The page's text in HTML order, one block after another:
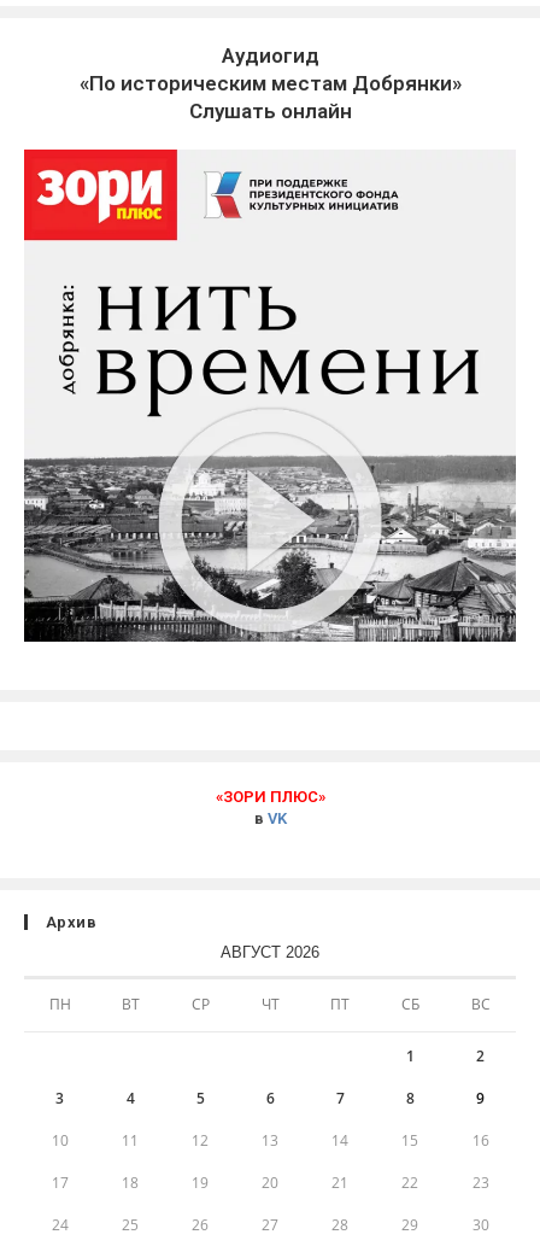
Аудиогид
«По историческим местам Добрянки»
Слушать онлайн
«ЗОРИ ПЛЮС»
в VK
Архив
АВГУСТ 2026
ПН ВТ СР ЧТ ПТ СБ ВС
1 2
3 4 5 6 7 8 9
10 11 12 13 14 15 16
17 18 19 20 21 22 23
24 25 26 27 28 29 30